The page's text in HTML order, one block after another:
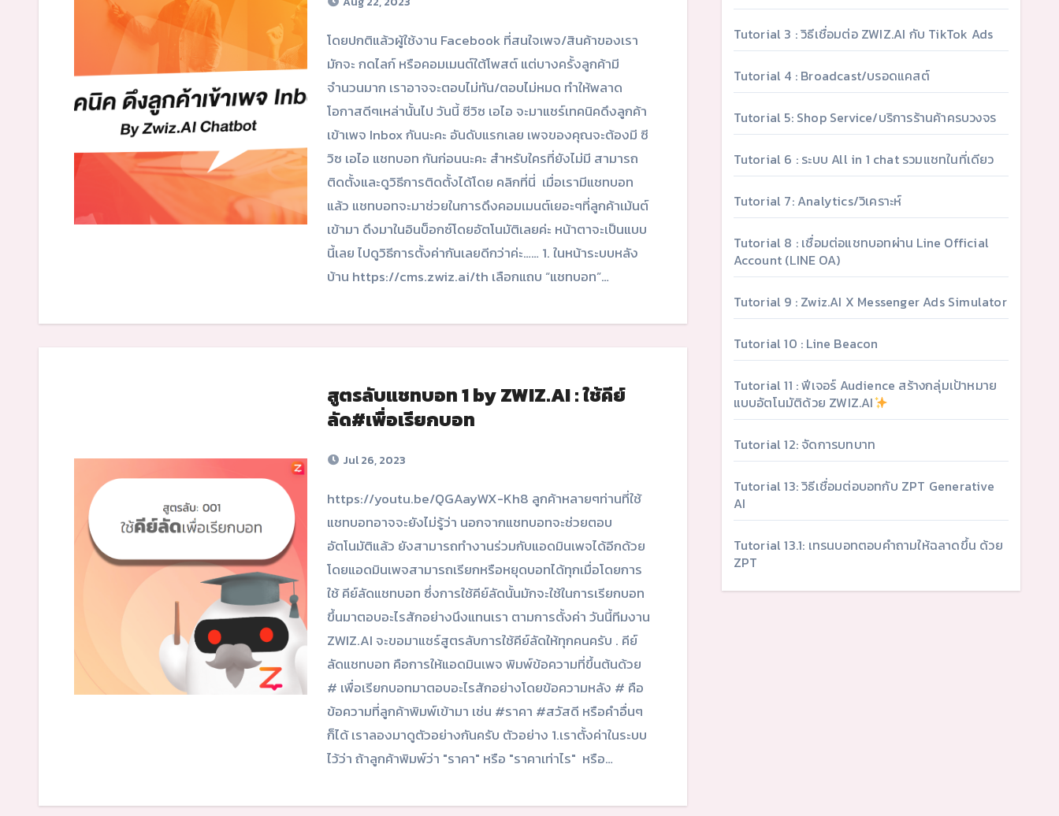
โดยปกติแล้วผู้ใช้งาน Facebook ที่สนใจเพจ/สินค้าของเรา
มักจะ กดไลก์ หรือคอมเมนต์ใต้โพสต์ แต่บางครั้งลูกค้ามี
จำนวนมาก เราอาจจะตอบไม่ทัน/ตอบไม่หมด ทำให้พลาด
โอกาสดีๆเหล่านั้นไป วันนี้ ซีวิซ เอไอ จะมาแชร์เทคนิคดึงลูกค้า
เข้าเพจ Inbox กันนะคะ อันดับแรกเลย เพจของคุณจะต้องมี ซี
วิซ เอไอ แชทบอท กันก่อนนะคะ สำหรับใครที่ยังไม่มี สามารถ
ติดตั้งและดูวิธีการติดตั้งได้โดย คลิกที่นี่ เมื่อเรามีแชทบอท
แล้ว แชทบอทจะมาช่วยในการดึงคอมเมนต์เยอะๆที่ลูกค้าเม้นต์
เข้ามา ดึงมาในอินบ็อกซ์โดยอัตโนมัติเลยค่ะ หน้าตาจะเป็นแบบ
นี้เลย ไปดูวิธีการตั้งค่ากันเลยดีกว่าค่ะ…… 1. ในหน้าระบบหลัง
บ้าน https://cms.zwiz.ai/th เลือกแถบ “แชทบอท”…
สูตรลับแชทบอท 1 by ZWIZ.AI : ใช้คีย์
ลัด#เพื่อเรียกบอท
Jul 26, 2023
https://youtu.be/QGAayWX-Kh8 ลูกค้าหลายๆท่านที่ใช้
แชทบอทอาจจะยังไม่รู้ว่า นอกจากแชทบอทจะช่วยตอบ
อัตโนมัติแล้ว ยังสามารถทำงานร่วมกับแอดมินเพจได้อีกด้วย
โดยแอดมินเพจสามารถเรียกหรือหยุดบอทได้ทุกเมื่อโดยการ
ใช้ คีย์ลัดแชทบอท ซึ่งการใช้คีย์ลัดนั้นมักจะใช้ในการเรียกบอท
ขึ้นมาตอบอะไรสักอย่างนึงแทนเรา ตามการตั้งค่า วันนี้ทีมงาน
ZWIZ.AI จะขอมาแชร์สูตรลับการใช้คีย์ลัดให้ทุกคนครับ . คีย์
ลัดแชทบอท คือการให้แอดมินเพจ พิมพ์ข้อความที่ขึ้นต้นด้วย
# เพื่อเรียกบอทมาตอบอะไรสักอย่างโดยข้อความหลัง # คือ
ข้อความที่ลูกค้าพิมพ์เข้ามา เช่น #ราคา #สวัสดี หรือคำอื่นๆ
ก็ได้ เราลองมาดูตัวอย่างกันครับ ตัวอย่าง 1.เราตั้งค่าในระบบ
ไว้ว่า ถ้าลูกค้าพิมพ์ว่า "ราคา" หรือ "ราคาเท่าไร" หรือ…
Tutorial 3 : วิธีเชื่อมต่อ ZWIZ.AI กับ TikTok Ads
Tutorial 4 : Broadcast/บรอดแคสต์
Tutorial 5: Shop Service/บริการร้านค้าครบวงจร
Tutorial 6 : ระบบ All in 1 chat รวมแชทในที่เดียว
Tutorial 7: Analytics/วิเคราะห์
Tutorial 8 : เชื่อมต่อแชทบอทผ่าน Line Official
Account (LINE OA)
Tutorial 9 : Zwiz.AI X Messenger Ads Simulator
Tutorial 10 : Line Beacon
Tutorial 11 : ฟีเจอร์ Audience สร้างกลุ่มเป้าหมาย
แบบอัตโนมัติด้วย ZWIZ.AI
Tutorial 12: จัดการบทบาท
Tutorial 13: วิธีเชื่อมต่อบอทกับ ZPT Generative
AI
Tutorial 13.1: เทรนบอทตอบคำถามให้ฉลาดขึ้น ด้วย
ZPT